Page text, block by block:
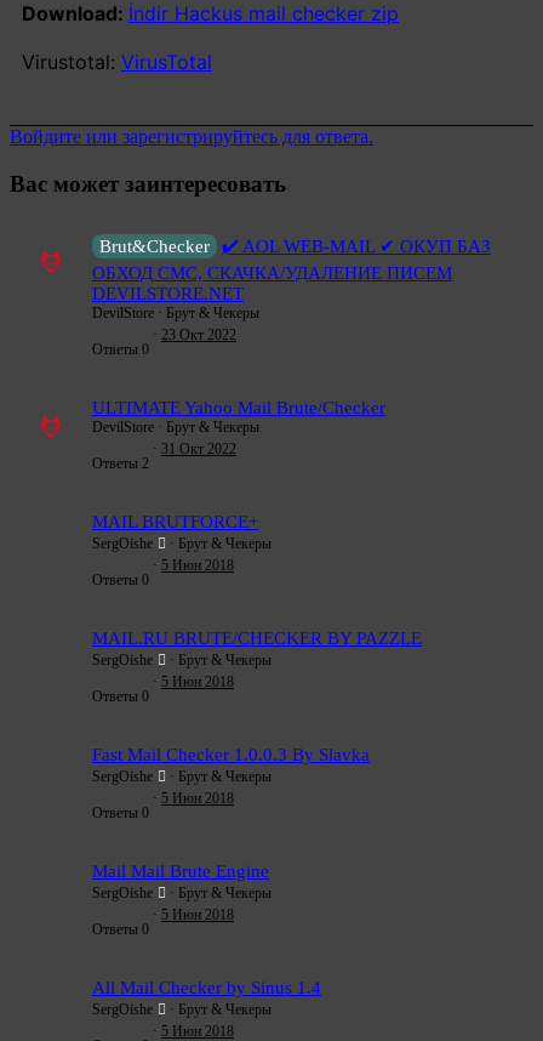
Download: İndir Hackus mail checker zip
Virustotal: VirusTotal
Войдите или зарегистрируйтесь для ответа.
Вас может заинтересовать
Brut&Checker
✔️ AOL WEB-MAIL ✔ ОКУП БАЗ
ОБХОД СМС, СКАЧКА/УДАЛЕНИЕ ПИСЕМ
DEVILSTORE.NET
DevilStore Брут & Чекеры
Ответы 0
23 Окт 2022
ULTIMATE Yahoo Mail Brute/Checker
DevilStore Брут & Чекеры
Ответы 2
31 Окт 2022
MAIL BRUTFORCE+
SergOishe Брут & Чекеры
Ответы 0
5 Июн 2018
MAIL.RU BRUTE/CHECKER BY PAZZLE
SergOishe Брут & Чекеры
Ответы 0
5 Июн 2018
Fast Mail Checker 1.0.0.3 By Slavka
SergOishe Брут & Чекеры
Ответы 0
5 Июн 2018
Mail Mail Brute Engine
SergOishe Брут & Чекеры
Ответы 0
5 Июн 2018
All Mail Checker by Sinus 1.4
SergOishe Брут & Чекеры
5 Июн 2018